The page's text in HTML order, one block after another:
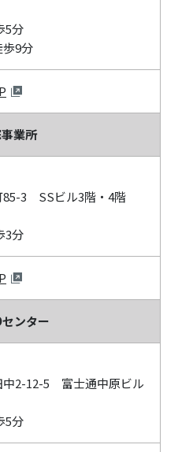
5分
9分
業所
85-3 SSビル3階・4階
3分
ンター
中2-12-5 富士通中原ビル
5分